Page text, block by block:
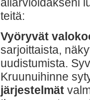
aliarvioidakseni
teitä:
Vyöryvät
sarjoittaista,
uudistumista.
Kruunuihinne
järjestelmät